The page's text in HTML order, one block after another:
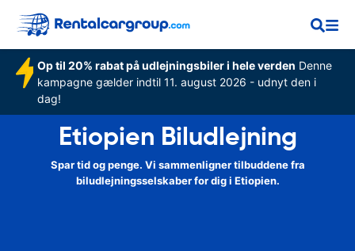
Op til 20% rabat på udlejningsbiler i hele verden Denne
kampagne gælder indtil 11. august 2026 - udnyt den i
dag!
Etiopien Biludlejning
Spar tid og penge. Vi sammenligner tilbuddene fra
biludlejningsselskaber for dig i Etiopien.